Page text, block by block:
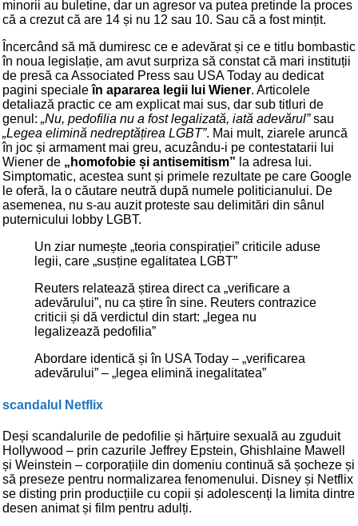
minorii au buletine, dar un agresor va putea pretinde la proces
că a crezut că are 14 și nu 12 sau 10. Sau că a fost mințit.
Încercând să mă dumiresc ce e adevărat și ce e titlu bombastic
în noua legislație, am avut surpriza să constat că mari instituții
de presă ca Associated Press sau USA Today au dedicat
pagini specialeîn apararea legii lui Wiener. Articolele
detaliază practic ce am explicat mai sus, dar sub titluri de
genul: „Nu, pedofilia nu a fost legalizată, iată adevărul”sau
„Legea elimină nedreptățirea LGBT”. Mai mult, ziarele aruncă
în joc și armament mai greu, acuzându-i pe contestatarii lui
Wiener de „homofobie și antisemitism” la adresa lui.
Simptomatic, acestea sunt și primele rezultate pe care Google
le oferă, la o căutare neutră după numele politicianului. De
asemenea, nu s-au auzit proteste sau delimitări din sânul
puternicului lobby LGBT.
Un ziar numește „teoria conspirației” criticile aduse
legii, care „susține egalitatea LGBT”
Reuters relatează știrea direct ca „verificare a
adevărului”, nu ca știre în sine. Reuters contrazice
criticii și dă verdictul din start: „legea nu
legalizează pedofilia”
Abordare identică și în USA Today – „verificarea
adevărului” – „legea elimină inegalitatea”
scandalul Netflix
Deși scandalurile de pedofilie și hărțuire sexuală au zguduit
Hollywood – prin cazurile Jeffrey Epstein, Ghishlaine Mawell
și Weinstein – corporațiile din domeniu continuă să șocheze și
să preseze pentru normalizarea fenomenului. Disney și Netflix
se disting prin producțiile cu copii și adolescenți la limita dintre
desen animat și film pentru adulți.